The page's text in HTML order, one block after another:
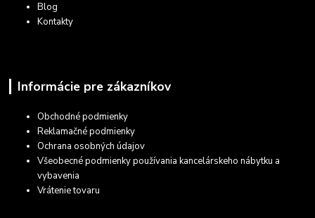
Blog
Kontakty
Informácie pre zákazníkov
Obchodné podmienky
Reklamačné podmienky
Ochrana osobných údajov
Všeobecné podmienky používania kancelárskeho nábytku a
vybavenia
Vrátenie tovaru